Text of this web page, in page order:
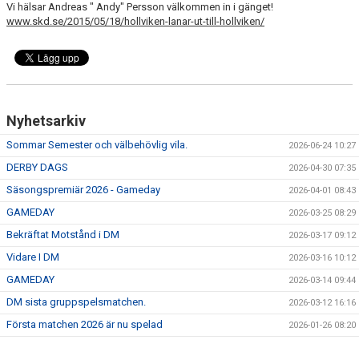
DOKUMENT
BILDGALLERI
KONTAKT
Vi hälsar Andreas " Andy" Persson välkommen in i gänget!
www.skd.se/2015/05/18/hollviken-lanar-ut-till-hollviken/
Nyhetsarkiv
Sommar Semester och välbehövlig vila. 2026-06-24 10:27
DERBY DAGS 2026-04-30 07:35
Säsongspremiär 2026 - Gameday 2026-04-01 08:43
GAMEDAY 2026-03-25 08:29
Bekräftat Motstånd i DM 2026-03-17 09:12
Vidare I DM 2026-03-16 10:12
GAMEDAY 2026-03-14 09:44
DM sista gruppspelsmatchen. 2026-03-12 16:16
Första matchen 2026 är nu spelad 2026-01-26 08:20